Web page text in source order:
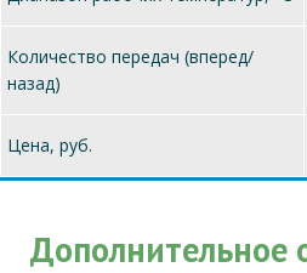
Количество передач (вперед/
назад)
Цена, руб.
Дополнительное